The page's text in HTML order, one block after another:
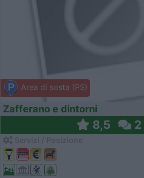
Area di sosta (PS)
Zafferano e dintorni
8,5 2